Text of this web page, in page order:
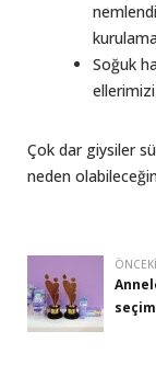
Soğuk
Çok dar giysiler
neden